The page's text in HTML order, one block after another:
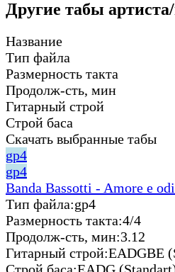
Другие табы
Название
Тип файла
Размерность такта
Продолж-сть, мин
Гитарный строй
Строй баса
Скачать выбранные табы
gp4
gp4
Banda Bassotti - Amore e
Тип файла:gp4
Размерность такта:4/4
Продолж-сть, мин:3.12
Гитарный строй:EADGBE